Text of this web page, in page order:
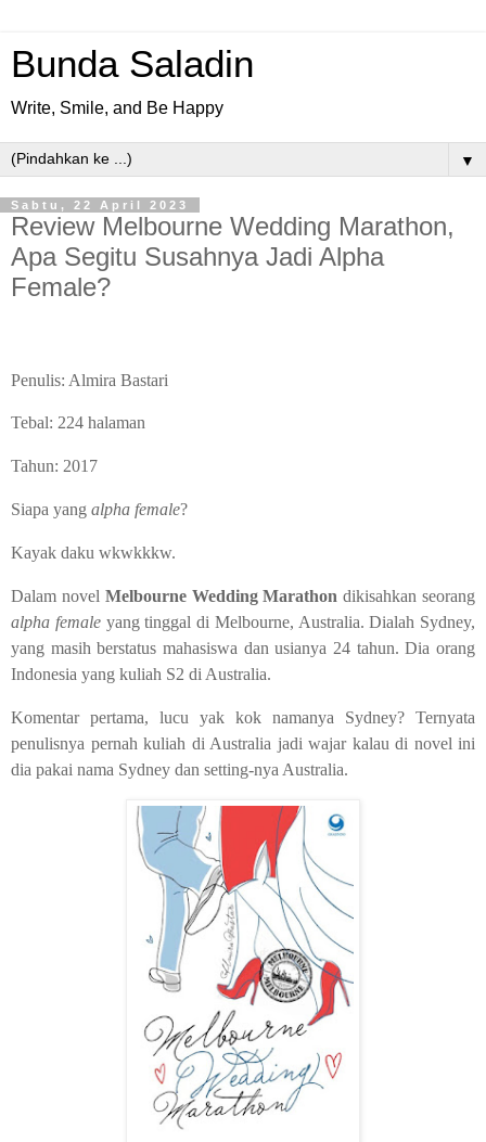
Bunda Saladin
Write, Smile, and Be Happy
▼
Sabtu, 22 April 2023
Review Melbourne Wedding Marathon,
Apa Segitu Susahnya Jadi Alpha
Female?
Penulis: Almira Bastari
Tebal: 224 halaman
Tahun: 2017
Siapa yang alpha female?
Kayak daku wkwkkkw.
Dalam novel Melbourne Wedding Marathondikisahkan seorang
alpha femaleyang tinggal di Melbourne, Australia. Dialah Sydney,
yang masih berstatus mahasiswa dan usianya 24 tahun. Dia orang
Indonesia yang kuliah S2 di Australia.
Komentar pertama, lucu yak kok namanya Sydney? Ternyata
penulisnya pernah kuliah di Australia jadi wajar kalau di novel ini
dia pakai nama Sydney dan setting-nya Australia.